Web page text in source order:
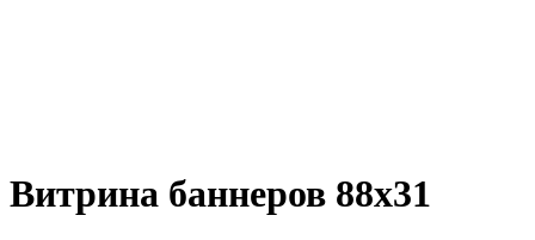
Витрина баннеров 88x31